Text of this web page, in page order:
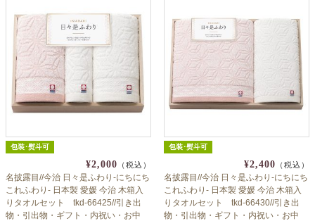
包装･熨斗可
¥2,000 （税込）
名披露目//今治 日々是ふわり-にちにち
これふわり- 日本製 愛媛 今治 木箱入
りタオルセット tkd-66425//引き出
物・引出物・ギフト・内祝い・お中
包装･熨斗可
¥2,400 （税込）
名披露目//今治 日々是ふわり-にちにち
これふわり- 日本製 愛媛 今治 木箱入
りタオルセット tkd-66430//引き出
物・引出物・ギフト・内祝い・お中